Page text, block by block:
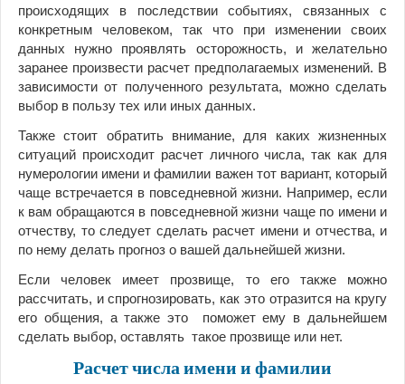
происходящих в последствии событиях, связанных с
конкретным человеком, так что при изменении своих
данных нужно проявлять осторожность, и желательно
заранее произвести расчет предполагаемых изменений. В
зависимости от полученного результата, можно сделать
выбор в пользу тех или иных данных.
Также стоит обратить внимание, для каких жизненных
ситуаций происходит расчет личного числа, так как для
нумерологии имени и фамилии важен тот вариант, который
чаще встречается в повседневной жизни. Например, если
к вам обращаются в повседневной жизни чаще по имени и
отчеству, то следует сделать расчет имени и отчества, и
по нему делать прогноз о вашей дальнейшей жизни.
Если человек имеет прозвище, то его также можно
рассчитать, и спрогнозировать, как это отразится на кругу
его общения, а также это поможет ему в дальнейшем
сделать выбор, оставлять такое прозвище или нет.
Расчет числа имени и фамилии